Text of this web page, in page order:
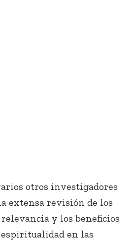
otros investigadores
extensa revisión de los
y los beneficios
en las